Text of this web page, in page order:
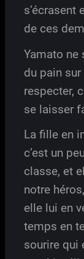
s’écrasent
de ces
Yamato ne
du pain
respecter,
se laisser
La fille en
c’est un
classe, et
notre
elle lui en
temps en
sourire qui